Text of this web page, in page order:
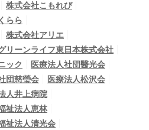
株式会社こもれび
らら
株式会社アリエ
リーンライフ東日本株式会社
ック
医療法人社団醫光会
団慈瑩会
医療法人松沢会
人井上病院
祉法人恵林
祉法人清光会